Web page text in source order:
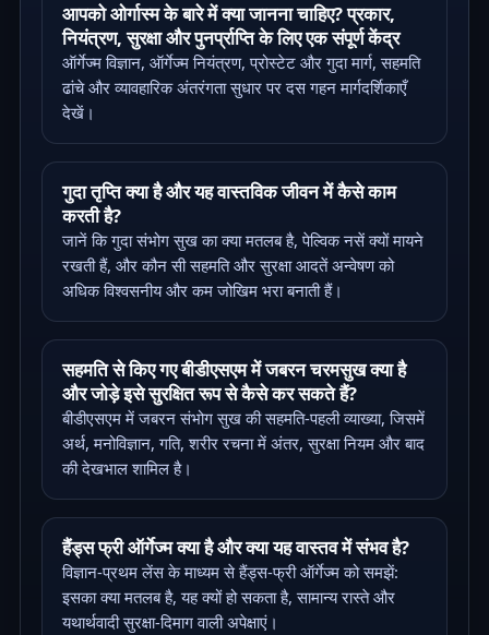
आपको ओर्गास्म के बारे में क्या जानना चाहिए? प्रकार,
नियंत्रण, सुरक्षा और पुनर्प्राप्ति के लिए एक संपूर्ण केंद्र
ऑर्गेज्म विज्ञान, ऑर्गेज्म नियंत्रण, प्रोस्टेट और गुदा मार्ग, सहमति
ढांचे और व्यावहारिक अंतरंगता सुधार पर दस गहन मार्गदर्शिकाएँ
देखें।
गुदा तृप्ति क्या है और यह वास्तविक जीवन में कैसे काम
करती है?
जानें कि गुदा संभोग सुख का क्या मतलब है, पेल्विक नसें क्यों मायने
रखती हैं, और कौन सी सहमति और सुरक्षा आदतें अन्वेषण को
अधिक विश्वसनीय और कम जोखिम भरा बनाती हैं।
सहमति से किए गए बीडीएसएम में जबरन चरमसुख क्या है
और जोड़े इसे सुरक्षित रूप से कैसे कर सकते हैं?
बीडीएसएम में जबरन संभोग सुख की सहमति-पहली व्याख्या, जिसमें
अर्थ, मनोविज्ञान, गति, शरीर रचना में अंतर, सुरक्षा नियम और बाद
की देखभाल शामिल है।
हैंड्स फ्री ऑर्गेज्म क्या है और क्या यह वास्तव में संभव है?
विज्ञान-प्रथम लेंस के माध्यम से हैंड्स-फ्री ऑर्गेज्म को समझें:
इसका क्या मतलब है, यह क्यों हो सकता है, सामान्य रास्ते और
यथार्थवादी सुरक्षा-दिमाग वाली अपेक्षाएं।